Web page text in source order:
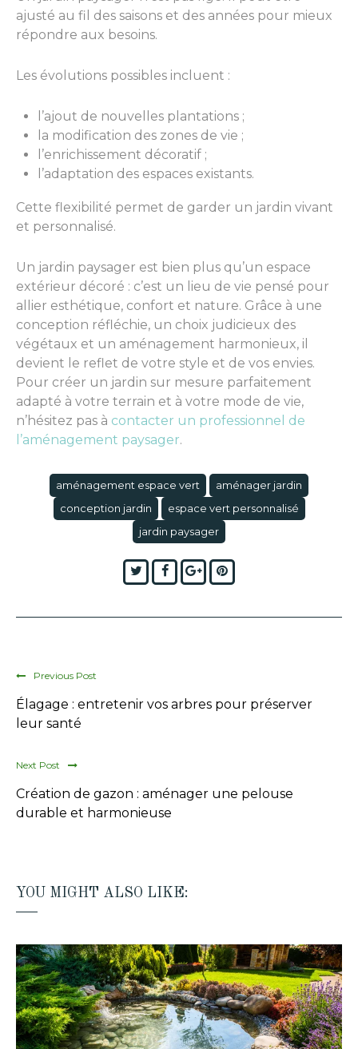
ajusté au fil des saisons et des années pour mieux
répondre aux besoins.
Les évolutions possibles incluent :
l’ajout de nouvelles plantations ;
la modification des zones de vie ;
l’enrichissement décoratif ;
l’adaptation des espaces existants.
Cette flexibilité permet de garder un jardin vivant
et personnalisé.
Un jardin paysager est bien plus qu’un espace
extérieur décoré : c’est un lieu de vie pensé pour
allier esthétique, confort et nature. Grâce à une
conception réfléchie, un choix judicieux des
végétaux et un aménagement harmonieux, il
devient le reflet de votre style et de vos envies.
Pour créer un jardin sur mesure parfaitement
adapté à votre terrain et à votre mode de vie,
n’hésitez pas à contacter un professionnel de
l’aménagement paysager.
aménagement espace vert
aménager jardin
conception jardin
espace vert personnalisé
jardin paysager
TwitterFacebook
Google+Pinterest
Previous Post
Élagage : entretenir vos arbres pour préserver
leur santé
Next Post
Création de gazon : aménager une pelouse
durable et harmonieuse
YOU MIGHT ALSO LIKE: